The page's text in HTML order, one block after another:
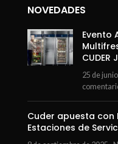
NOVEDADES
Evento
CUDER
25 de
Cuder apuesta con
Estaciones de